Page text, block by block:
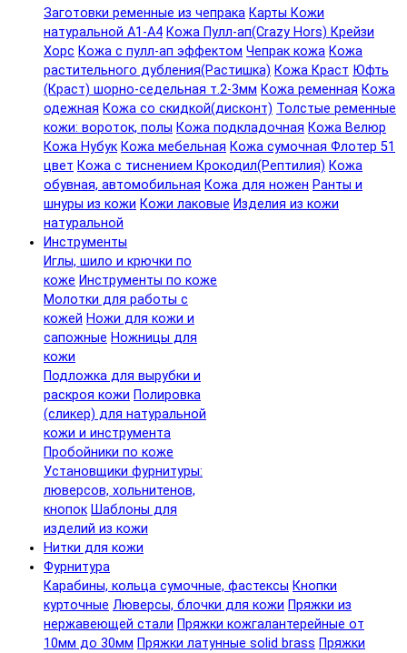
Заготовки ременные из чепрака Карты Кожи
натуральной А1-А4 Кожа Пулл-ап(Crazy Hors) Крейзи
Хорс Кожа с пулл-ап эффектом Чепрак кожа Кожа
растительного дубления(Растишка) Кожа Краст Юфть
(Краст) шорно-седельная т.2-3мм Кожа ременная Кожа
одежная Кожа со скидкой(дисконт) Толстые ременные
кожи: вороток, полы Кожа подкладочная Кожа Велюр
Кожа Нубук Кожа мебельная Кожа сумочная Флотер 51
цвет Кожа с тиснением Крокодил(Рептилия) Кожа
обувная, автомобильная Кожа для ножен Ранты и
шнуры из кожи Кожи лаковые Изделия из кожи
натуральной
Инструменты
Иглы, шило и крючки по
коже Инструменты по коже
Молотки для работы с
кожей Ножи для кожи и
сапожные Ножницы для
кожи
Подложка для вырубки и
раскроя кожи Полировка
(сликер) для натуральной
кожи и инструмента
Пробойники по коже
Установщики фурнитуры:
люверсов, хольнитенов,
кнопок Шаблоны для
изделий из кожи
Нитки для кожи
Фурнитура
Карабины, кольца сумочные, фастексы Кнопки
курточные Люверсы, блочки для кожи Пряжки из
нержавеющей стали Пряжки кожгалантерейные от
10мм до 30мм Пряжки латунные solid brass Пряжки